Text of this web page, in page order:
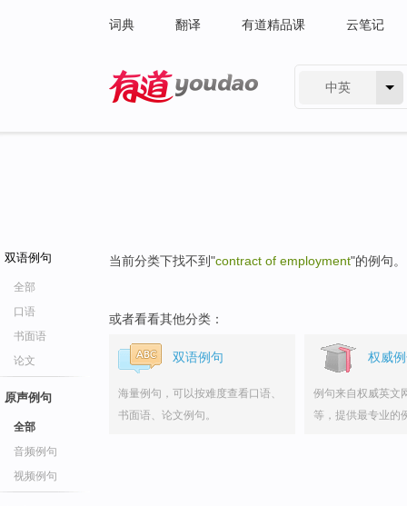
词典 翻译 有道精品课 云笔记
中英
双语例句
全部
口语
书面语
论文
原声例句
全部
音频例句
视频例句
当前分类下找不到"contract of employment"的例句。
或者看看其他分类：
双语例句
海量例句，可以按难度查看口语、
书面语、论文例句。
权威
例句来自权威英文
等，提供最专业的